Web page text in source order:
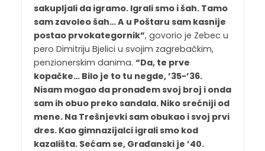
sakupljali da igramo. Igrali smo i šah. Tamo
sam zavoleo šah… A u Poštaru sam kasnije
postao prvokategornik”, govorio je Zebec u
pero Dimitriju Bjelici u svojim zagrebačkim,
penzionerskim danima. “Da, te prve
kopačke… Bilo je to tu negde, ’35-’36.
Nisam mogao da pronađem svoj broj i onda
sam ih obuo preko sandala. Niko srećniji od
mene. Na Trešnjevki sam obukao i svoj prvi
dres. Kao gimnazijalci igrali smo kod
kazališta. Sećam se, Građanski je ’40.